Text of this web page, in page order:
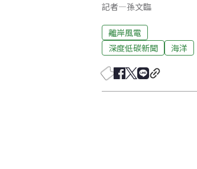
記者—孫文臨
離岸風電
深度低碳新聞
海洋